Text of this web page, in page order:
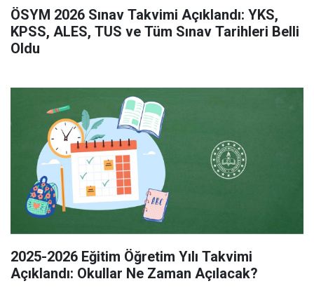
ÖSYM 2026 Sınav Takvimi Açıklandı: YKS,
KPSS, ALES, TUS ve Tüm Sınav Tarihleri Belli
Oldu
2025-2026 Eğitim Öğretim Yılı Takvimi
Açıklandı: Okullar Ne Zaman Açılacak?